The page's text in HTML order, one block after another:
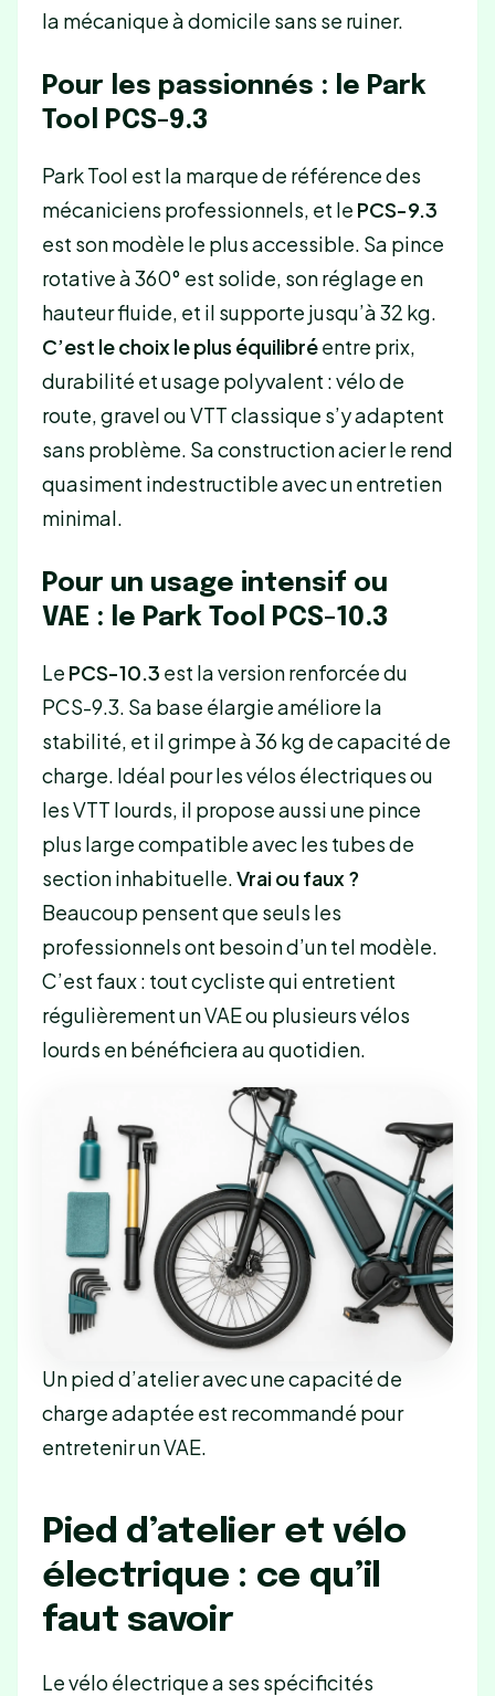
la mécanique à domicile sans se ruiner.
Pour les passionnés : le Park
Tool PCS-9.3
Park Tool est la marque de référence des
mécaniciens professionnels, et le PCS-9.3
est son modèle le plus accessible. Sa pince
rotative à 360° est solide, son réglage en
hauteur fluide, et il supporte jusqu’à 32 kg.
C’est le choix le plus équilibréentre prix,
durabilité et usage polyvalent : vélo de
route, gravel ou VTT classique s’y adaptent
sans problème. Sa construction acier le rend
quasiment indestructible avec un entretien
minimal.
Pour un usage intensif ou
VAE : le Park Tool PCS-10.3
Le PCS-10.3 est la version renforcée du
PCS-9.3. Sa base élargie améliore la
stabilité, et il grimpe à 36 kg de capacité de
charge. Idéal pour les vélos électriques ou
les VTT lourds, il propose aussi une pince
plus large compatible avec les tubes de
section inhabituelle.Vrai ou faux ?
Beaucoup pensent que seuls les
professionnels ont besoin d’un tel modèle.
C’est faux : tout cycliste qui entretient
régulièrement un VAE ou plusieurs vélos
lourds en bénéficiera au quotidien.
Un pied d’atelier avec une capacité de
charge adaptée est recommandé pour
entretenir un VAE.
Pied d’atelier et vélo
électrique : ce qu’il
faut savoir
Le vélo électrique a ses spécificités